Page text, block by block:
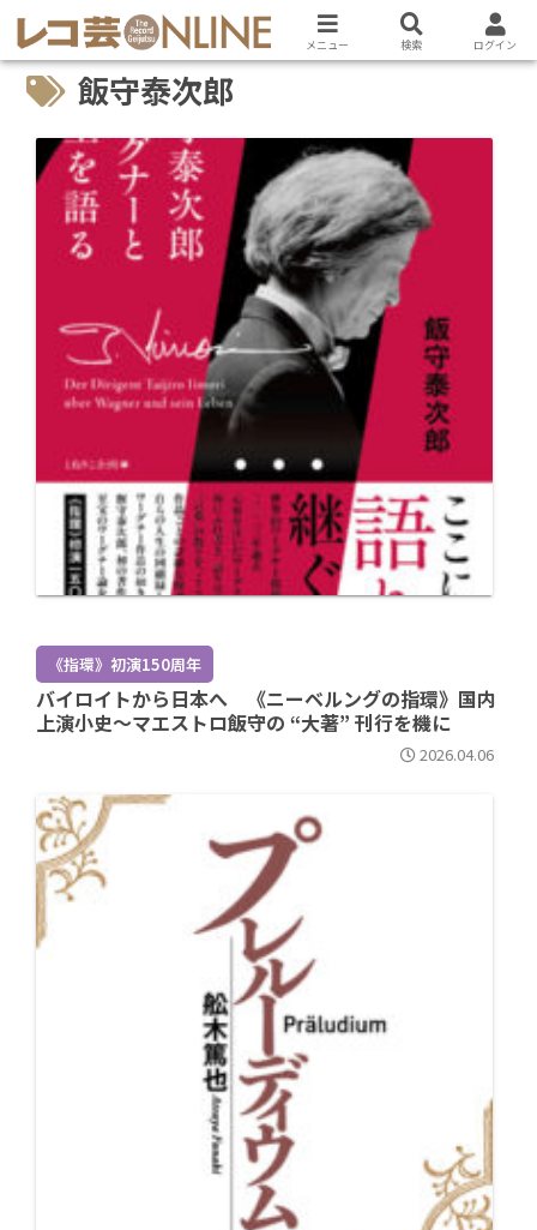
飯守泰次郎
《指環》初演150周年
バイロイトから日本へ 《ニーベルングの指環》国内
上演小史～マエストロ飯守の “大著” 刊行を機に
2026.04.06
メニュー 検索 ログイン